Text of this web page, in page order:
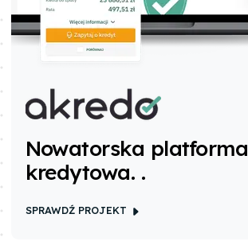
Nowatorska platforma
kredytowa. .
SPRAWDŹ PROJEKT